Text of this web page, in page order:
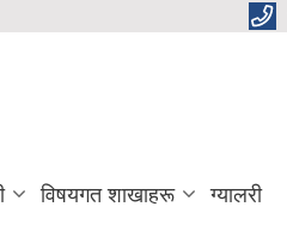
विषयगत शाखाहरू ग्यालरी